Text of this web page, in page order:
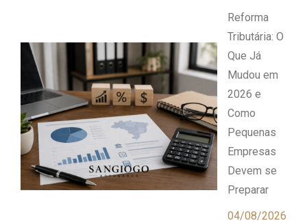
Reforma
Tributária: O
Que Já
Mudou em
2026 e
Como
Pequenas
Empresas
Devem se
Preparar
04/08/2026